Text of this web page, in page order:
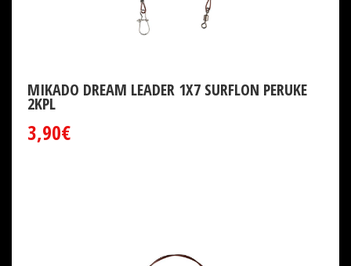
MIKADO DREAM LEADER 1X7 SURFLON PERUKE
2KPL
3,90€